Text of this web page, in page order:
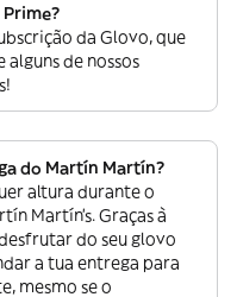
da Glovo, que
de nossos
do Martín Martín?
altura durante o
Martín’s. Graças à
do seu glovo
a tua entrega para
mesmo se o